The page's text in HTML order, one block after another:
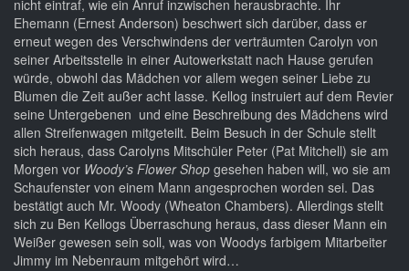
nicht eintraf, wie ein Anruf inzwischen herausbrachte. Ihr
Ehemann (Ernest Anderson) beschwert sich darüber, dass er
erneut wegen des Verschwindens der verträumten Carolyn von
seiner Arbeitsstelle in einer Autowerkstatt nach Hause gerufen
würde, obwohl das Mädchen vor allem wegen seiner Liebe zu
Blumen die Zeit außer acht lasse. Kellog instruiert auf dem Revier
seine Untergebenen und eine Beschreibung des Mädchens wird
allen Streifenwagen mitgeteilt. Beim Besuch in der Schule stellt
sich heraus, dass Carolyns Mitschüler Peter (Pat Mitchell) sie am
Morgen vor Woody’s Flower Shop gesehen haben will, wo sie am
Schaufenster von einem Mann angesprochen worden sei. Das
bestätigt auch Mr. Woody (Wheaton Chambers). Allerdings stellt
sich zu Ben Kellogs Überraschung heraus, dass dieser Mann ein
Weißer gewesen sein soll, was von Woodys farbigem Mitarbeiter
Jimmy im Nebenraum mitgehört wird…